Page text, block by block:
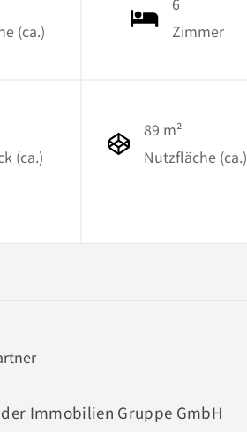
(ca.)
Zimmer
(ca.)
89 m²
Nutzfläche (ca.)
Immobilien Gruppe GmbH